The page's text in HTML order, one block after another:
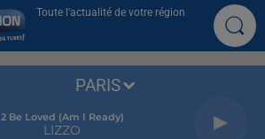
Toute l'actualité de votre région
2 Be Loved (am I Ready)
LIZZO
PARIS